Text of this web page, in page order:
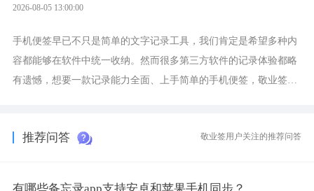
2026-08-05 13:00:00
手机便签早已不只是简单的文字记录工具，我们肯定是希望多种内
容都能够在软件中统一收纳。然而很多第三方软件的记录体验都略
有遗憾，想要一款记录能力全面、上手简单的手机便签，敬业签是
推荐问答 敬业签用户关注的推荐问答